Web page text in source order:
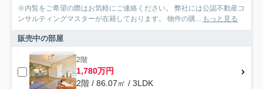
※内覧をご希望の際はお気軽にご連絡ください。 弊社には公認不動産コ
ンサルティングマスターが在籍しております。 物件の購... もっと見る
販売中の部屋
2階
1,780万円
2階 / 86.07㎡ / 3LDK